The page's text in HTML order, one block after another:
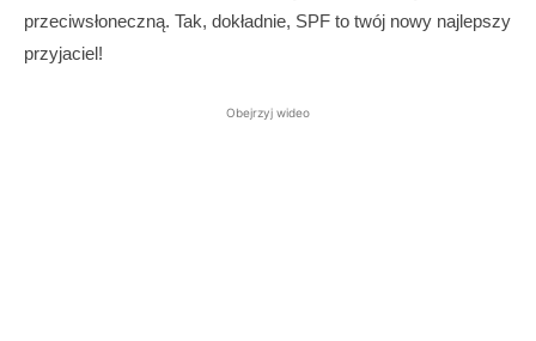
przeciwsłoneczną. Tak, dokładnie, SPF to twój nowy najlepszy
przyjaciel!
Obejrzyj wideo